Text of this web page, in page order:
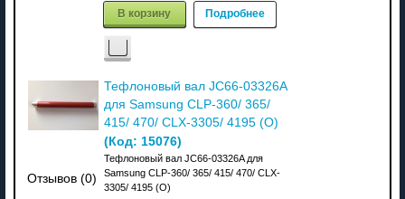
В корзину Подробнее
Отзывов (0)
Тефлоновый вал JC66-03326A
для Samsung CLP-360/ 365/
415/ 470/ CLX-3305/ 4195 (О)
(Код: 15076)
Тефлоновый вал JC66-03326A для
Samsung CLP-360/ 365/ 415/ 470/ CLX-
3305/ 4195 (О)